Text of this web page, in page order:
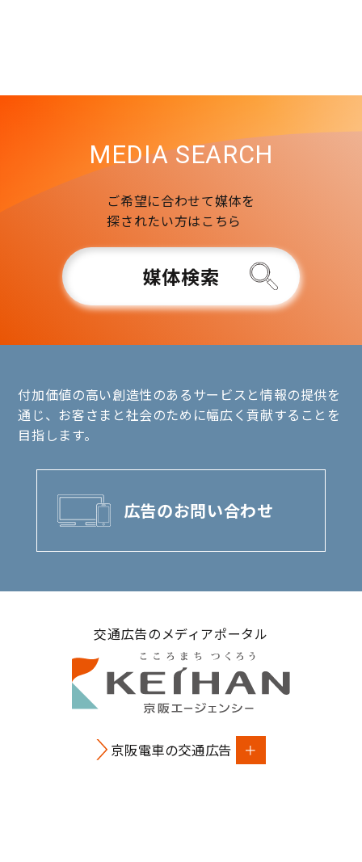
MEDIA SEARCH
ご希望に合わせて媒体を
探されたい方はこちら
媒体検索
付加価値の高い創造性のあるサービスと情報の提供を
通じ、お客さまと社会のために幅広く貢献することを
目指します。
広告のお問い合わせ
交通広告のメディアポータル
京阪電車の交通広告